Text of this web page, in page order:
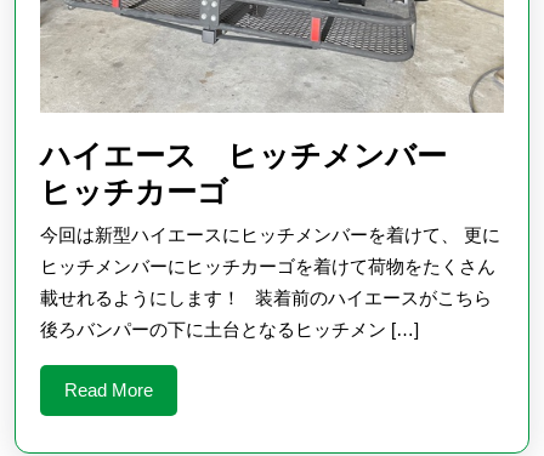
ハイエース ヒッチメンバー
ヒッチカーゴハ
イ
エ
ー
ス
チ
今回は新型ハイエースにヒッチメンバーを着けて、 更に
ヒッチメンバーにヒッチカーゴを着けて荷物をたくさん
載せれるようにします！ 装着前のハイエースがこちら
後ろバンパーの下に土台となるヒッチメン […]
Read MoreRead
More